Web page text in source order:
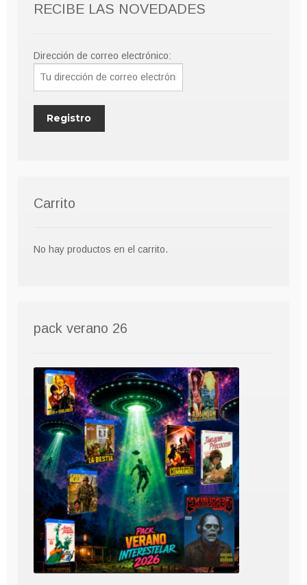
RECIBE LAS NOVEDADES
Dirección de correo electrónico:
Carrito
No hay productos en el carrito.
pack verano 26